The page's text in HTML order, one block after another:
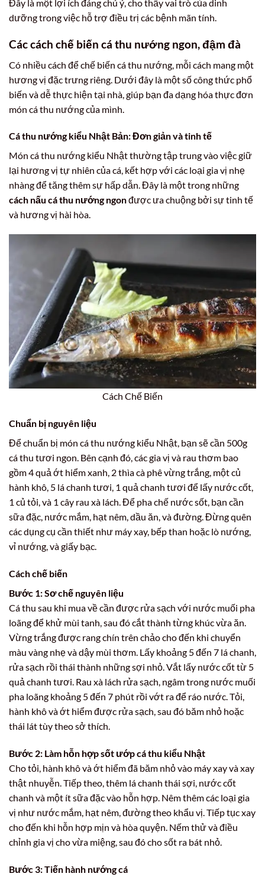
Đây là một lợi ích đáng chú ý, cho thấy vai trò của dinh
dưỡng trong việc hỗ trợ điều trị các bệnh mãn tính.
Các cách chế biến cá thu nướng ngon, đậm đà
Có nhiều cách để chế biến cá thu nướng, mỗi cách mang một
hương vị đặc trưng riêng. Dưới đây là một số công thức phổ
biến và dễ thực hiện tại nhà, giúp bạn đa dạng hóa thực đơn
món cá thu nướng của mình.
Cá thu nướng kiểu Nhật Bản: Đơn giản và tinh tế
Món cá thu nướng kiểu Nhật thường tập trung vào việc giữ
lại hương vị tự nhiên của cá, kết hợp với các loại gia vị nhẹ
nhàng để tăng thêm sự hấp dẫn. Đây là một trong những
cách nấu cá thu nướng ngonđược ưa chuộng bởi sự tinh tế
và hương vị hài hòa.
Cách Chế Biến
Chuẩn bị nguyên liệu
Để chuẩn bị món cá thu nướng kiểu Nhật, bạn sẽ cần 500g
cá thu tươi ngon. Bên cạnh đó, các gia vị và rau thơm bao
gồm 4 quả ớt hiểm xanh, 2 thìa cà phê vừng trắng, một củ
hành khô, 5 lá chanh tươi, 1 quả chanh tươi để lấy nước cốt,
1 củ tỏi, và 1 cây rau xà lách. Để pha chế nước sốt, bạn cần
sữa đặc, nước mắm, hạt nêm, dầu ăn, và đường. Đừng quên
các dụng cụ cần thiết như máy xay, bếp than hoặc lò nướng,
vỉ nướng, và giấy bạc.
Cách chế biến
Bước 1: Sơ chế nguyên liệu
Cá thu sau khi mua về cần được rửa sạch với nước muối pha
loãng để khử mùi tanh, sau đó cắt thành từng khúc vừa ăn.
Vừng trắng được rang chín trên chảo cho đến khi chuyển
màu vàng nhẹ và dậy mùi thơm. Lấy khoảng 5 đến 7 lá chanh,
rửa sạch rồi thái thành những sợi nhỏ. Vắt lấy nước cốt từ 5
quả chanh tươi. Rau xà lách rửa sạch, ngâm trong nước muối
pha loãng khoảng 5 đến 7 phút rồi vớt ra để ráo nước. Tỏi,
hành khô và ớt hiểm được rửa sạch, sau đó băm nhỏ hoặc
thái lát tùy theo sở thích.
Bước 2: Làm hỗn hợp sốt ướp cá thu kiểu Nhật
Cho tỏi, hành khô và ớt hiểm đã băm nhỏ vào máy xay và xay
thật nhuyễn. Tiếp theo, thêm lá chanh thái sợi, nước cốt
chanh và một ít sữa đặc vào hỗn hợp. Nêm thêm các loại gia
vị như nước mắm, hạt nêm, đường theo khẩu vị. Tiếp tục xay
cho đến khi hỗn hợp mịn và hòa quyện. Nếm thử và điều
chỉnh gia vị cho vừa miệng, sau đó cho sốt ra bát nhỏ.
Bước 3: Tiến hành nướng cá